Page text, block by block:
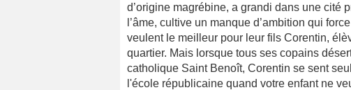
d’origine magrébine, a grandi dans une cité
l’âme, cultive un manque d’ambition qui
veulent le meilleur pour leur fils Corentin,
quartier. Mais lorsque tous ses copains
catholique Saint Benoît, Corentin se sent
l'école républicaine quand votre enfant ne